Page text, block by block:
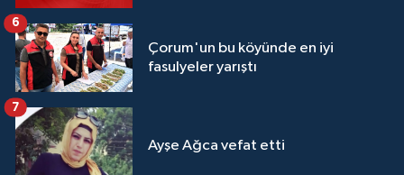
Çorum'un bu köyünde en iyi
fasulyeler yarıştı
6
Ayşe Ağca vefat etti
7